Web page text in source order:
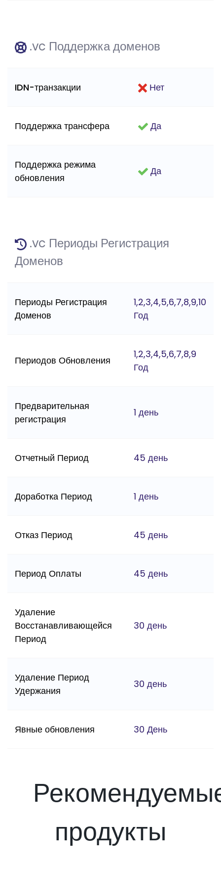
.vc Поддержка доменов
IDN-транзакции Нет
Поддержка трансфера Да
Поддержка режима
обновления
Да
.vc Периоды Регистрация
Доменов
Периоды Регистрация
Доменов
1,2,3,4,5,6,7,8,9,10
Год
Периодов Обновления
1,2,3,4,5,6,7,8,9
Год
Предварительная
регистрация
1 день
Отчетный Период 45 день
Доработка Период 1 день
Отказ Период 45 день
Период Оплаты 45 день
Удаление
Восстанавливающейся
Период
30 день
Удаление Период
Удержания
30 день
Явные обновления 30 День
продукты